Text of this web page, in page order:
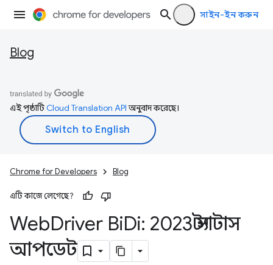
সাইন-ইন করুন
Blog
এই পৃষ্ঠাটিCloud Translation APIঅনুবাদ করেছে।
Chrome for Developers Blog
এটি কাজে লেগেছে?
WebDriver BiDi: 2023 স্ট্যাটাস
আপডেট